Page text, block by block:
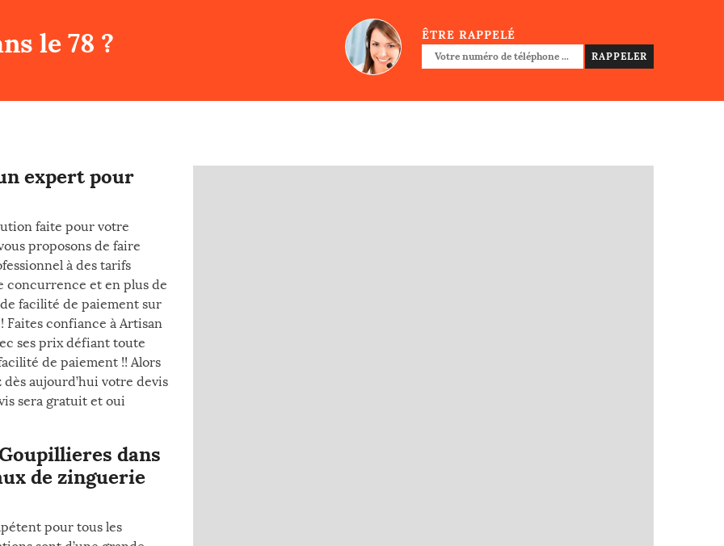
le 78 ? ÊTRE RAPPELÉ
expert pour
faite pour votre
proposons de faire
à des tarifs
concurrence et en plus de
facilité de paiement sur
Faites confiance à Artisan
ses prix défiant toute
de paiement !! Alors
aujourd’hui votre devis
sera gratuit et oui
dans
de zinguerie
pour tous les